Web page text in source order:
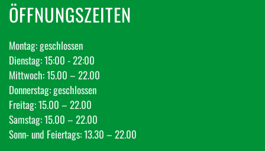
ÖFFNUNGSZEITEN
Montag: geschlossen
Dienstag: 15:00 - 22:00
Mittwoch: 15.00 – 22.00
Donnerstag: geschlossen
Freitag: 15.00 – 22.00
Samstag: 15.00 – 22.00
Sonn- und Feiertags: 13.30 – 22.00